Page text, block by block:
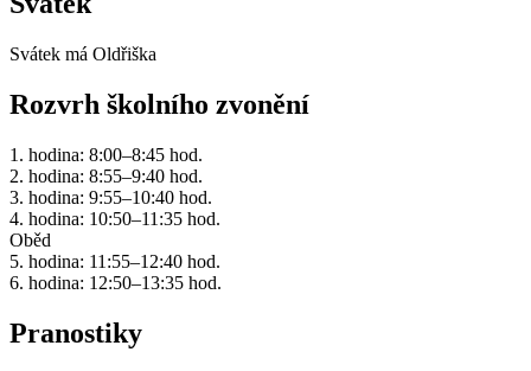
Svátek má Oldřiška
Rozvrh školního zvonění
1. hodina: 8:00–8:45 hod.
2. hodina: 8:55–9:40 hod.
3. hodina: 9:55–10:40 hod.
4. hodina: 10:50–11:35 hod.
Oběd
5. hodina: 11:55–12:40 hod.
6. hodina: 12:50–13:35 hod.
Pranostiky